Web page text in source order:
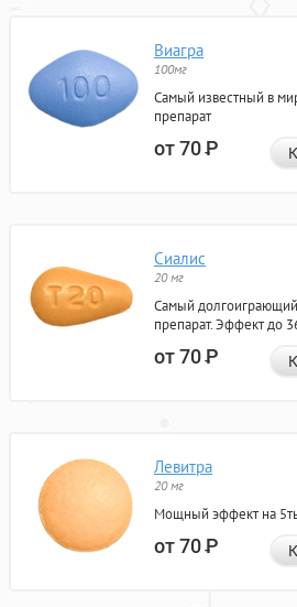
Виагра
100мг
Самый известный в
препарат
от 70Р
Сиалис
20 мг
Самый долгоиграющий
препарат. Эффект до
от 70Р
Левитра
20 мг
Мощный эффект на
от 70Р